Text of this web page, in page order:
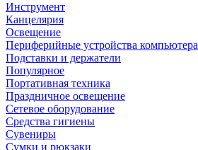
Инструмент
Канцелярия
Освещение
Периферийные устройства компьютера
Подставки и держатели
Популярное
Портативная техника
Праздничное освещение
Сетевое оборудование
Средства гигиены
Сувениры
Сумки и рюкзаки